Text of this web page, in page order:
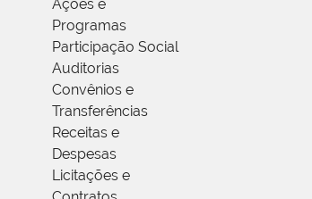
Ações e
Programas
Participação Social
Auditorias
Convênios e
Transferências
Receitas e
Despesas
Licitações e